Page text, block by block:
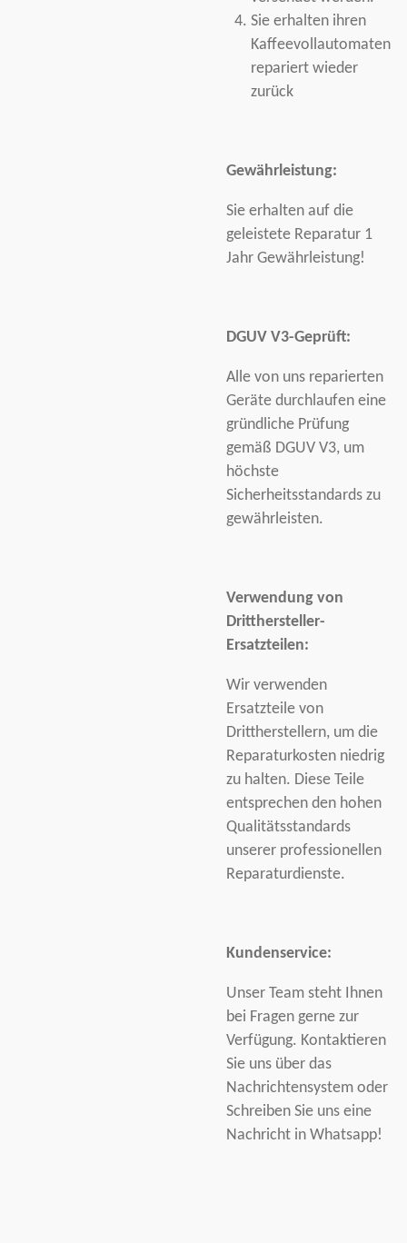
Sie erhalten ihren
Kaffeevollautomaten
repariert wieder
zurück
Gewährleistung:
Sie erhalten auf die
geleistete Reparatur 1
Jahr Gewährleistung!
DGUV V3-Geprüft:
Alle von uns reparierten
Geräte durchlaufen eine
gründliche Prüfung
gemäß DGUV V3, um
höchste
Sicherheitsstandards zu
gewährleisten.
Verwendung von
Dritthersteller-
Ersatzteilen:
Wir verwenden
Ersatzteile von
Drittherstellern, um die
Reparaturkosten niedrig
zu halten. Diese Teile
entsprechen den hohen
Qualitätsstandards
unserer professionellen
Reparaturdienste.
Kundenservice:
Unser Team steht Ihnen
bei Fragen gerne zur
Verfügung. Kontaktieren
Sie uns über das
Nachrichtensystem oder
Schreiben Sie uns eine
Nachricht in Whatsapp!